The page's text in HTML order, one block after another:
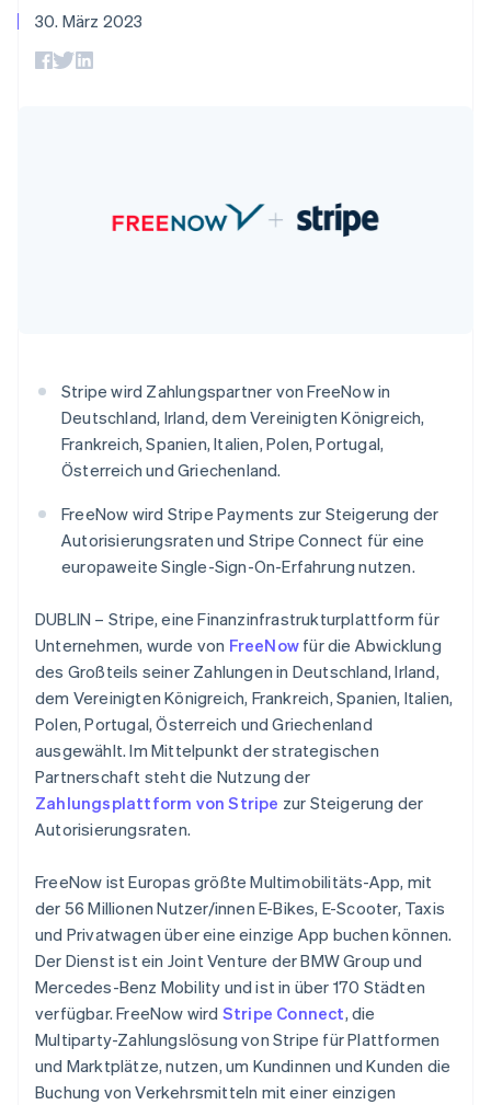
Zugriff auf mehr als
Terminal
Bezahlvorgang
Mehr
Product roadmap
Ausblick
Radar
Atlas
Start-up-Gründung
Identity
Online-Identitätsprüfung
Stripe-Sessions 2026
Erfahren Sie, wie Stripe Lösungen für
Creator Economy
Gaming
Fachdienstleistungen
Öffentlicher Sektor
Einzelhandel
Ecosystem
Partner
Stripe App-Marktplatz
Bereitstellung und
Verwaltung von
App-Integrationen
Code-Beispiele
Entwickler-Blog
API-Status
Sales-Team
30. März 2023
Stripe wird Zahlungspartner von FreeNow in
Deutschland, Irland, dem Vereinigten Königreich,
Frankreich, Spanien, Italien, Polen, Portugal,
Österreich und Griechenland.
FreeNow wird Stripe Payments zur Steigerung der
Autorisierungsraten und Stripe Connect für eine
europaweite Single-Sign-On-Erfahrung nutzen.
DUBLIN – Stripe, eine Finanzinfrastrukturplattform für
Unternehmen, wurde von FreeNow für die Abwicklung
des Großteils seiner Zahlungen in Deutschland, Irland,
dem Vereinigten Königreich, Frankreich, Spanien, Italien,
Polen, Portugal, Österreich und Griechenland
ausgewählt. Im Mittelpunkt der strategischen
Partnerschaft steht die Nutzung der
Zahlungsplattform von Stripe zur Steigerung der
Autorisierungsraten.
FreeNow ist Europas größte Multimobilitäts-App, mit
der 56 Millionen Nutzer/innen E-Bikes, E-Scooter, Taxis
und Privatwagen über eine einzige App buchen können.
Der Dienst ist ein Joint Venture der BMW Group und
Mercedes-Benz Mobility und ist in über 170 Städten
verfügbar. FreeNow wird Stripe Connect, die
Multiparty-Zahlungslösung von Stripe für Plattformen
und Marktplätze, nutzen, um Kundinnen und Kunden die
Buchung von Verkehrsmitteln mit einer einzigen
简体中文English
Finnland
English
日本語 English
Kanada
EnglishFrançais
Kroatien
EnglishItaliano
English
Liechtenstein
DeutschEnglish
Litauen
Luxemburg
FrançaisDeutschEnglish
Malaysia
English简体中文
Malta
English
Mexiko
Español English
Neuseeland
English
NederlandsEnglish
Norwegen
English
Österreich
DeutschEnglish
Polen
English
Portugal
PortuguêsEnglish
Rumänien
English